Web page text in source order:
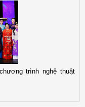
trình nghệ thuật